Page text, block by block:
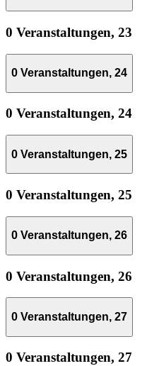
0 Veranstaltungen, 23
0 Veranstaltungen, 24
0 Veranstaltungen, 24
0 Veranstaltungen, 25
0 Veranstaltungen, 25
0 Veranstaltungen, 26
0 Veranstaltungen, 26
0 Veranstaltungen, 27
0 Veranstaltungen, 27